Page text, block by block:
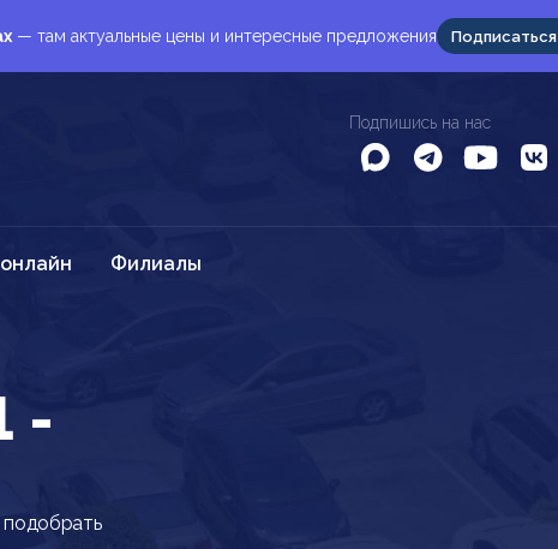
— там актуальные цены и интересные предложения Подписаться
Подпишись на нас
Филиалы
-
подобрать